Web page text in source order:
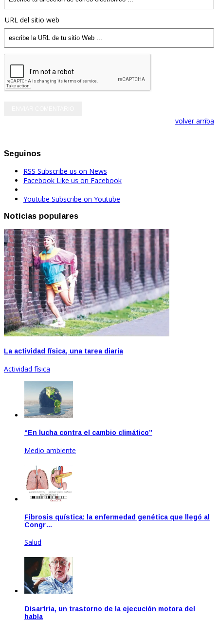
URL del sitio web
volver arriba
Seguinos
RSS Subscribe us on News
Facebook Like us on Facebook
Youtube Subscribe on Youtube
Noticias populares
La actividad física, una tarea diaria
Actividad física
“En lucha contra el cambio climático”
Medio ambiente
Fibrosis quística: la enfermedad genética que llegó al
Congr…
Salud
Disartria, un trastorno de la ejecución motora del
habla